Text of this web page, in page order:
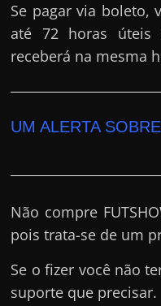
Se pagar via boleto,
até 72 horas úteis
receberá na mesma
UM ALERTA
Não compre
pois trata-se de um
Se o fizer você não
suporte que precisar.